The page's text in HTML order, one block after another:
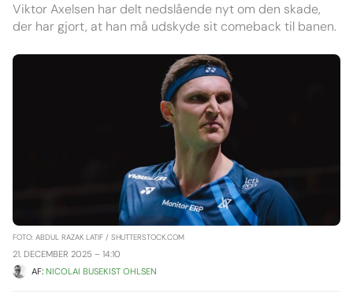
Viktor Axelsen har delt nedslående nyt om den skade,
der har gjort, at han må udskyde sit comeback til banen.
FOTO: ABDUL RAZAK LATIF / SHUTTERSTOCK.COM
21. DECEMBER 2025 – 14:10
AF: NICOLAI BUSEKIST OHLSEN